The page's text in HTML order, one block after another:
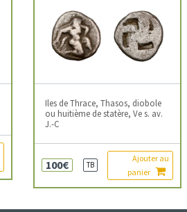
Iles de Thrace, Thasos, diobole
ou huitième de statère, Ve s. av.
J.-C
100€ TB
Ajouter au
panier